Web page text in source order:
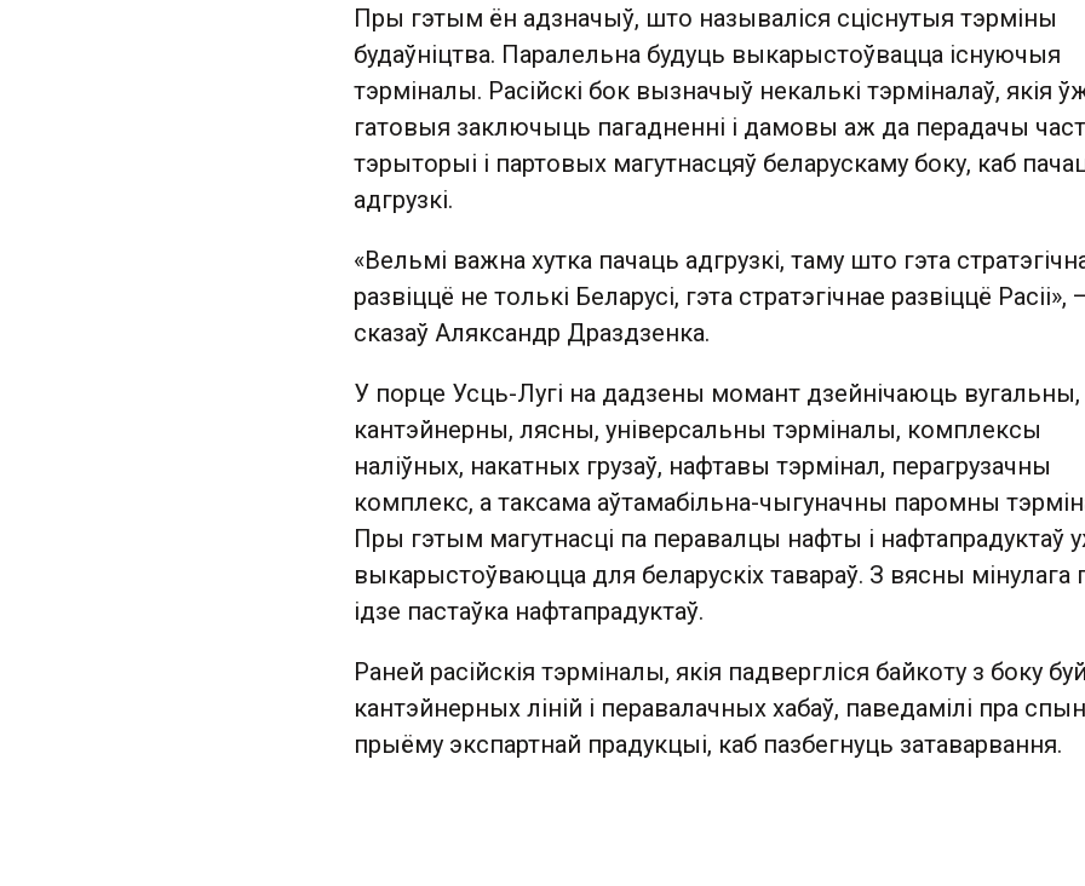
Пры гэтым ён адзначыў, што называліся сціснутыя тэрміны
будаўніцтва. Паралельна будуць выкарыстоўвацца існуючыя
тэрміналы. Расійскі бок вызначыў некалькі тэрміналаў, якія
гатовыя заключыць пагадненні і дамовы аж да перадачы
тэрыторыі і партовых магутнасцяў беларускаму боку, каб
адгрузкі.
«Вельмі важна хутка пачаць адгрузкі, таму што гэта
развіццё не толькі Беларусі, гэта стратэгічнае развіццё Расіі»,
сказаў Аляксандр Драздзенка.
У порце Усць-Лугі на дадзены момант дзейнічаюць вугальны,
кантэйнерны, лясны, універсальны тэрміналы, комплексы
наліўных, накатных грузаў, нафтавы тэрмінал, перагрузачны
комплекс, а таксама аўтамабільна-чыгуначны паромны
Пры гэтым магутнасці па перавалцы нафты і нафтапрадуктаў
выкарыстоўваюцца для беларускіх тавараў. З вясны мінулага
ідзе пастаўка нафтапрадуктаў.
Раней расійскія тэрміналы, якія падвергліся байкоту з боку
кантэйнерных ліній і перавалачных хабаў, паведамілі пра
прыёму экспартнай прадукцыі, каб пазбегнуць затаварвання.